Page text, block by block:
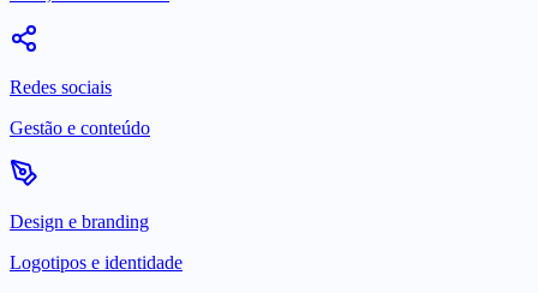
Redes sociais
Gestão e conteúdo
Design e branding
Logotipos e identidade